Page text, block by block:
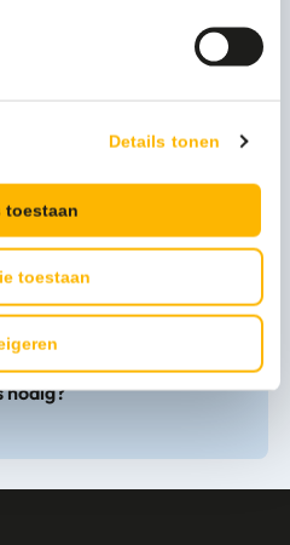
Details tonen
toestaan
toestaan
Simplehuman
nodig?